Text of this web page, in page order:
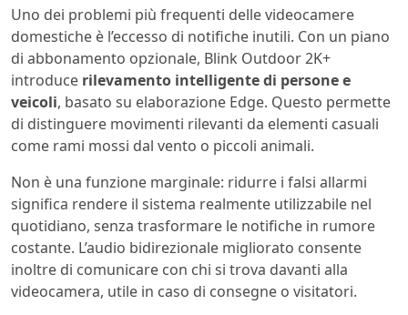
Uno dei problemi più frequenti delle videocamere
domestiche è l’eccesso di notifiche inutili. Con un piano
di abbonamento opzionale, Blink Outdoor 2K+
introduce rilevamento intelligente di persone e
veicoli, basato su elaborazione Edge. Questo permette
di distinguere movimenti rilevanti da elementi casuali
come rami mossi dal vento o piccoli animali.
Non è una funzione marginale: ridurre i falsi allarmi
significa rendere il sistema realmente utilizzabile nel
quotidiano, senza trasformare le notifiche in rumore
costante. L’audio bidirezionale migliorato consente
inoltre di comunicare con chi si trova davanti alla
videocamera, utile in caso di consegne o visitatori.